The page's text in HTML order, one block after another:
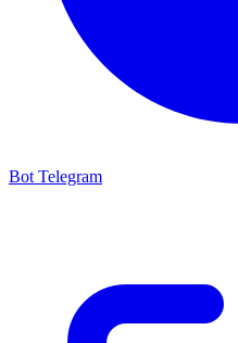
Bot Telegram